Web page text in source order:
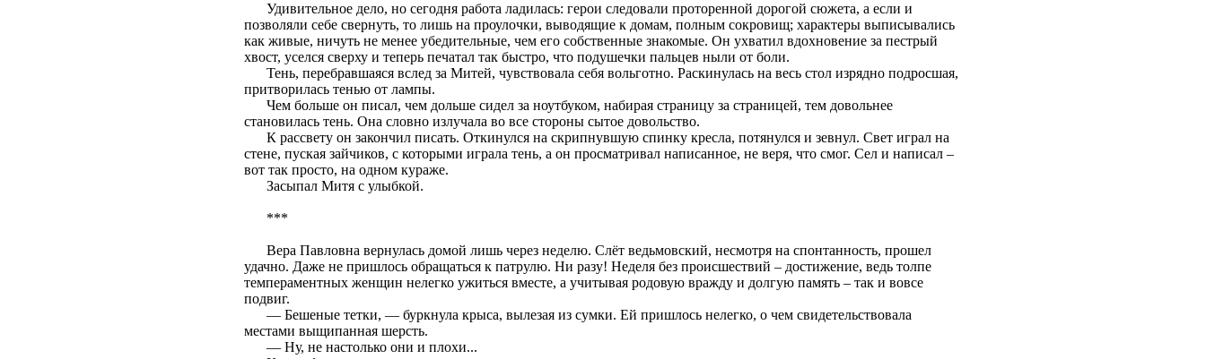
Удивительное дело, но сегодня работа ладилась: герои следовали проторенной дорогой сюжета, а если и
позволяли себе свернуть, то лишь на проулочки, выводящие к домам, полным сокровищ; характеры выписывались
как живые, ничуть не менее убедительные, чем его собственные знакомые. Он ухватил вдохновение за пестрый
хвост, уселся сверху и теперь печатал так быстро, что подушечки пальцев ныли от боли.
Тень, перебравшаяся вслед за Митей, чувствовала себя вольготно. Раскинулась на весь стол изрядно подросшая,
притворилась тенью от лампы.
Чем больше он писал, чем дольше сидел за ноутбуком, набирая страницу за страницей, тем довольнее
становилась тень. Она словно излучала во все стороны сытое довольство.
К рассвету он закончил писать. Откинулся на скрипнувшую спинку кресла, потянулся и зевнул. Свет играл на
стене, пуская зайчиков, с которыми играла тень, а он просматривал написанное, не веря, что смог. Сел и написал –
вот так просто, на одном кураже.
Засыпал Митя с улыбкой.
***
Вера Павловна вернулась домой лишь через неделю. Слёт ведьмовский, несмотря на спонтанность, прошел
удачно. Даже не пришлось обращаться к патрулю. Ни разу! Неделя без происшествий – достижение, ведь толпе
темпераментных женщин нелегко ужиться вместе, а учитывая родовую вражду и долгую память – так и вовсе
подвиг.
— Бешеные тетки, — буркнула крыса, вылезая из сумки. Ей пришлось нелегко, о чем свидетельствовала
местами выщипанная шерсть.
— Ну, не настолько они и плохи...